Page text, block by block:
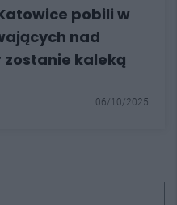
pobili w
nad
zostanie kaleką
06/10/2025